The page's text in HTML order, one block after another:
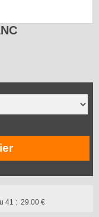
41 : 29.00 €